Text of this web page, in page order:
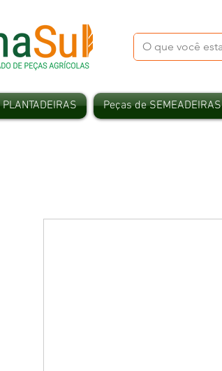
Peças de SEMEADEIRAS